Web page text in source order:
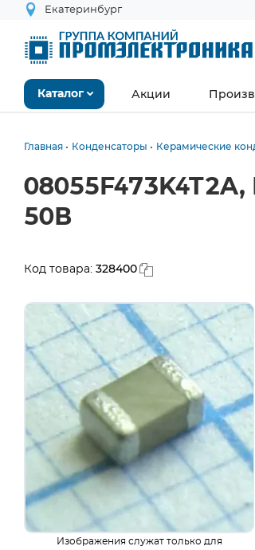
Екатеринбург
Каталог Акции
Главная Конденсаторы Керамические
50В
Код товара: 328400
Изображения служат только для